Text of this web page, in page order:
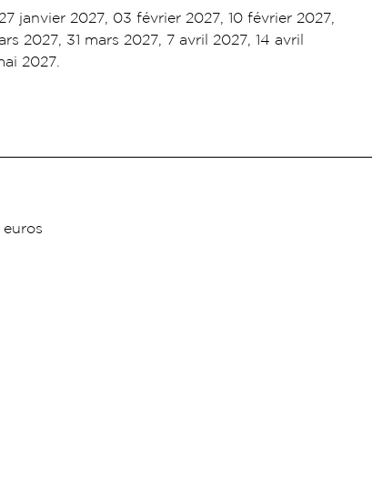
janvier 2027, 03 février 2027, 10 février 2027,
2027, 31 mars 2027, 7 avril 2027, 14 avril
2027.
euros